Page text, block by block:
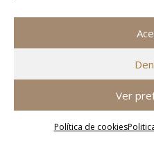
Ver
Política de cookies